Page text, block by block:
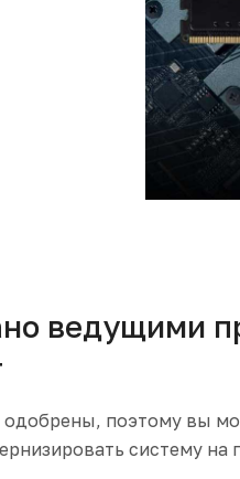
ведущими
поэтому вы
систему на